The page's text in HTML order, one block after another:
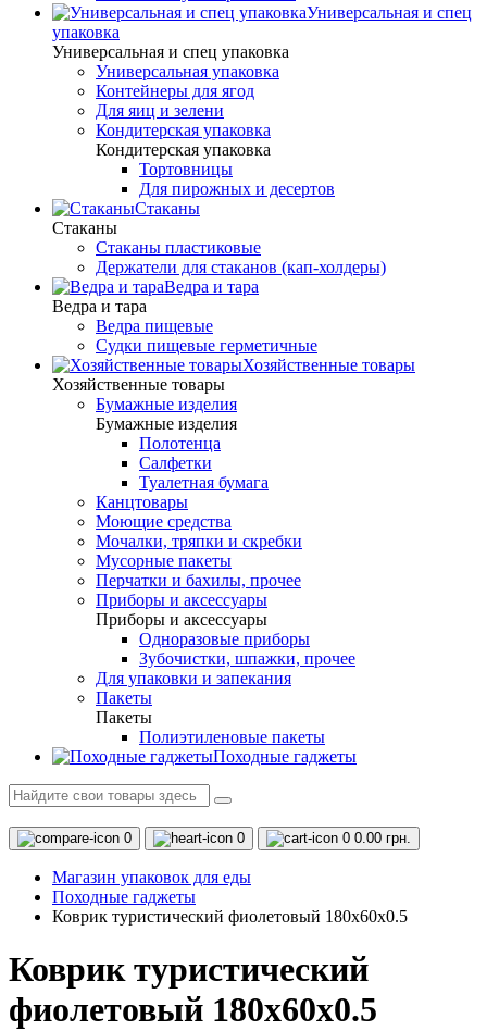
Универсальная и спец
упаковка
Универсальная и спец упаковка
Универсальная упаковка
Контейнеры для ягод
Для яиц и зелени
Кондитерская упаковка
Кондитерская упаковка
Тортовницы
Для пирожных и десертов
Стаканы
Стаканы
Стаканы пластиковые
Держатели для стаканов (кап-холдеры)
Ведра и тара
Ведра и тара
Ведра пищевые
Судки пищевые герметичные
Хозяйственные товары
Хозяйственные товары
Бумажные изделия
Бумажные изделия
Полотенца
Салфетки
Туалетная бумага
Канцтовары
Моющие средства
Мочалки, тряпки и скребки
Мусорные пакеты
Перчатки и бахилы, прочее
Приборы и аксессуары
Приборы и аксессуары
Одноразовые приборы
Зубочистки, шпажки, прочее
Для упаковки и запекания
Пакеты
Пакеты
Полиэтиленовые пакеты
Походные гаджеты
0 0 0 0.00 грн.
Магазин упаковок для еды
Походные гаджеты
Коврик туристический фиолетовый 180х60х0.5
Коврик туристический
фиолетовый 180х60х0.5